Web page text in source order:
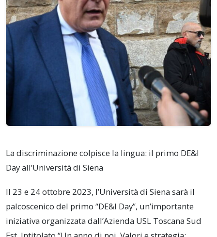
La discriminazione colpisce la lingua: il primo DE&I
Day all’Università di Siena
Il 23 e 24 ottobre 2023, l’Università di Siena sarà il
palcoscenico del primo “DE&I Day”, un’importante
iniziativa organizzata dall’Azienda USL Toscana Sud